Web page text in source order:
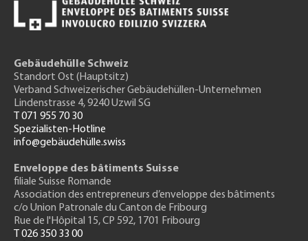
Gebäudehülle Schweiz
Standort Ost (Hauptsitz)
Verband Schweizerischer Gebäudehüllen-Unternehmen
Lindenstrasse 4, 9240 Uzwil SG
T 071 955 70 30
Spezialisten-Hotline
info@gebäudehülle.swiss
Enveloppe des bâtiments Suisse
filiale Suisse Romande
Association des entrepreneurs d’enveloppe des bâtiments
c/o Union Patronale du Canton de Fribourg
Rue de l'Hôpital 15, CP 592, 1701 Fribourg
T 026 350 33 00